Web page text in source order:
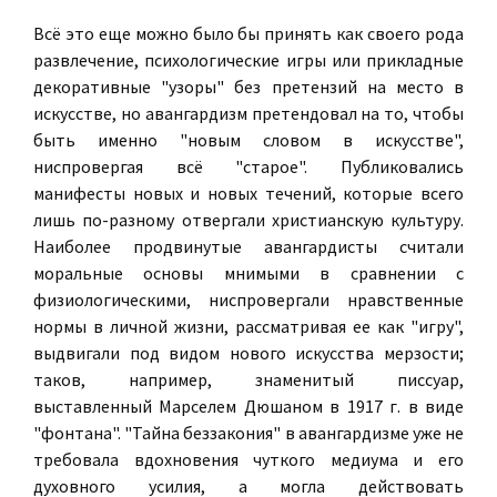
Всё это еще можно было бы принять как своего рода
развлечение, психологические игры или прикладные
декоративные "узоры" без претензий на место в
искусстве, но авангардизм претендовал на то, чтобы
быть именно "новым словом в искусстве",
ниспровергая всё "старое". Публиковались
манифесты новых и новых течений, которые всего
лишь по-разному отвергали христианскую культуру.
Наиболее продвинутые авангардисты считали
моральные основы мнимыми в сравнении с
физиологическими, ниспровергали нравственные
нормы в личной жизни, рассматривая ее как "игру",
выдвигали под видом нового искусства мерзости;
таков, например, знаменитый писсуар,
выставленный Марселем Дюшаном в 1917 г. в виде
"фонтана". "Тайна беззакония" в авангардизме уже не
требовала вдохновения чуткого медиума и его
духовного усилия, а могла действовать